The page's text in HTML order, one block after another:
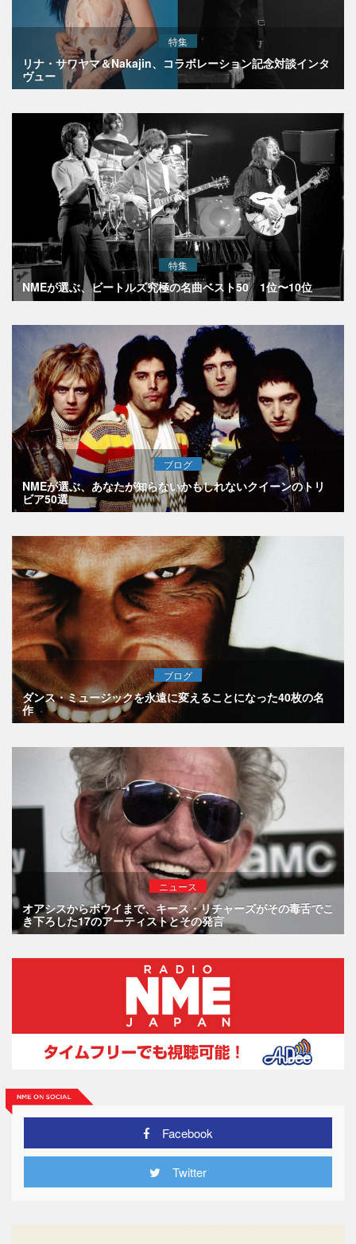
特集
リナ・サワヤマ＆Nakajin、コラボレーション記念対談インタ
ヴュー
特集
NMEが選ぶ、ビートルズ究極の名曲ベスト50 1位〜10位
ブログ
NMEが選ぶ、あなたが知らないかもしれないクイーンのトリ
ビア50選
ブログ
ダンス・ミュージックを永遠に変えることになった40枚の名
作
ニュース
オアシスからボウイまで、キース・リチャーズがその毒舌でこ
き下ろした17のアーティストとその発言
Facebook
Twitter